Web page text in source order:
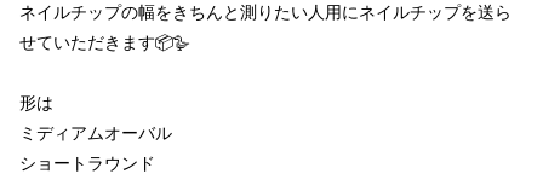
ネイルチップの幅をきちんと測りたい人用にネイルチップを送ら
せていただきます📦🪿
形は
ミディアムオーバル
ショートラウンド